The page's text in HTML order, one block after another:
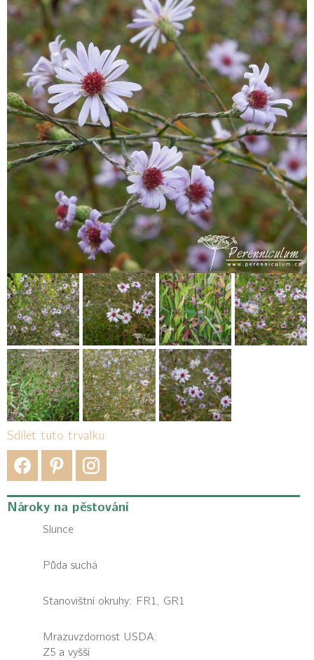
Sdílet tuto trvalku:
Nároky na pěstování
Slunce
Půda suchá
Stanovištní okruhy: FR1, GR1
Mrazuvzdornost USDA:
Z5 a vyšší